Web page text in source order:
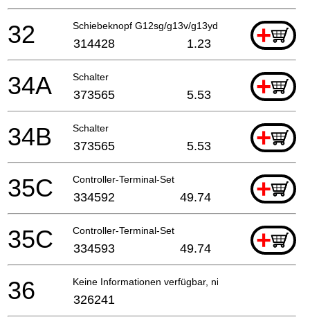
Schiebeknopf G12sg/g13v/g13yd G13sb2/g12sa2,
+
32 314428 1.23
Schalter +
34A 373565 5.53
Schalter +
34B 373565 5.53
Controller-Terminal-Set +
35C 334592 49.74
Controller-Terminal-Set +
35C 334593 49.74
Keine Informationen verfügbar, nicht bestellbar
36 326241